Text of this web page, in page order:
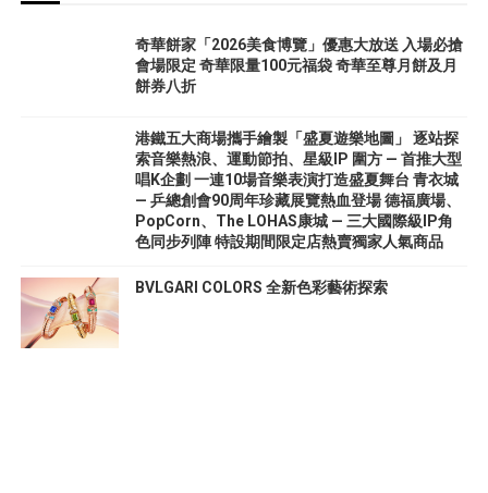
奇華餅家「2026美食博覽」優惠大放送 入場必搶
會場限定 奇華限量100元福袋 奇華至尊月餅及月
餅券八折
港鐵五大商場攜手繪製「盛夏遊樂地圖」 逐站探
索音樂熱浪、運動節拍、星級IP 圍方 — 首推大型
唱K企劃 一連10場音樂表演打造盛夏舞台 青衣城
— 乒總創會90周年珍藏展覽熱血登場 德福廣場、
PopCorn、The LOHAS康城 — 三大國際級IP角
色同步列陣 特設期間限定店熱賣獨家人氣商品
BVLGARI COLORS 全新色彩藝術探索